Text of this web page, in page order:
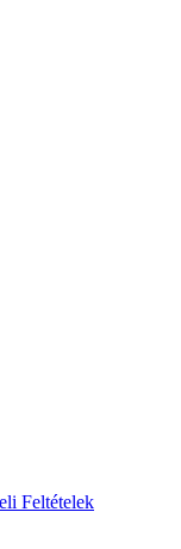
Feltételek